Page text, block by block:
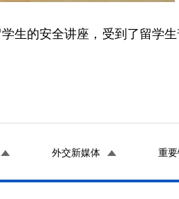
的安全讲座，受到了留学
外交新媒体 重